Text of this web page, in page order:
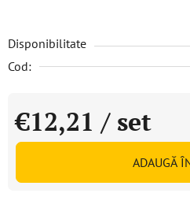
Disponibilitate
Cod:
€12,21 / set
Evaluare preţ:
ADAUGĂ